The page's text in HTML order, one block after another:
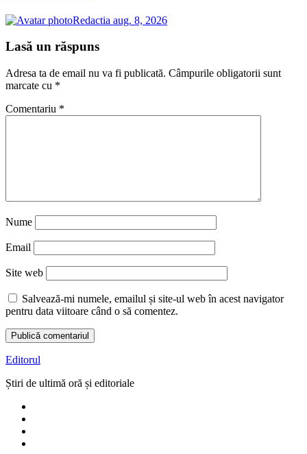
Redactia aug. 8, 2026
Lasă un răspuns
Adresa ta de email nu va fi publicată. Câmpurile obligatorii sunt
marcate cu *
Comentariu *
Nume
Email
Site web
Salvează-mi numele, emailul și site-ul web în acest navigator
pentru data viitoare când o să comentez.
Editorul
Știri de ultimă oră și editoriale